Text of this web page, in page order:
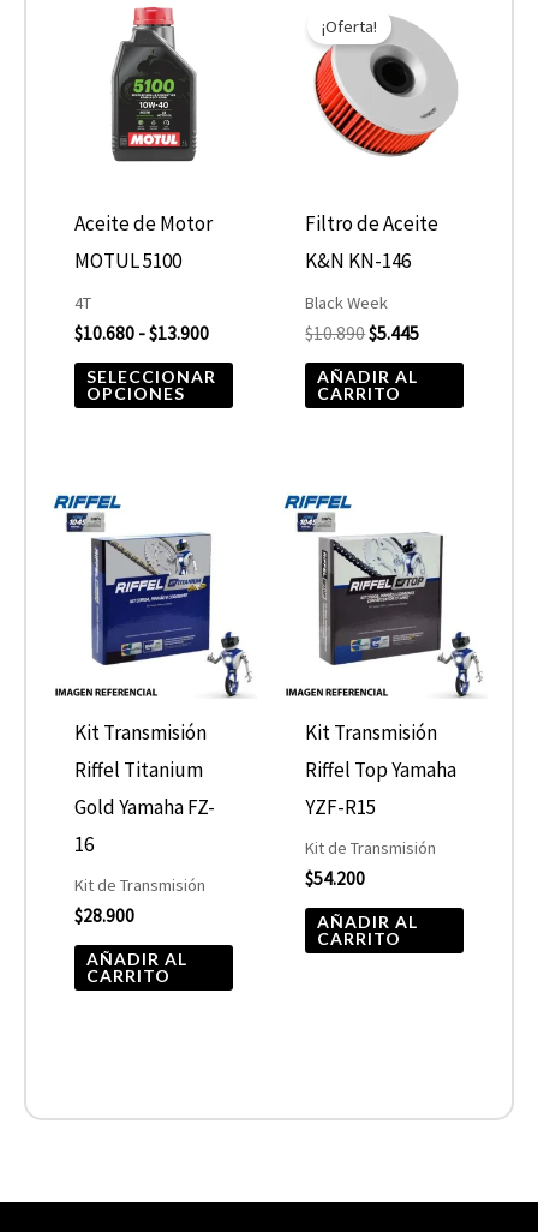
Aceite de Motor
MOTUL 5100
4T
$10.680 -$13.900
SELECCIONAR
OPCIONES
producto
opciones
en
la
producto
¡Oferta!
Filtro de Aceite
K&N KN-146
Black Week
$10.890
precio
original
era:
$10.890.
$5.445
actual
es:
$5.445.
AÑADIR AL
CARRITO
Kit Transmisión
Riffel Titanium
Gold Yamaha FZ-
16
Kit de Transmisión
$28.900
AÑADIR AL
CARRITO
Kit Transmisión
Riffel Top Yamaha
YZF-R15
Kit de Transmisión
$54.200
AÑADIR AL
CARRITO